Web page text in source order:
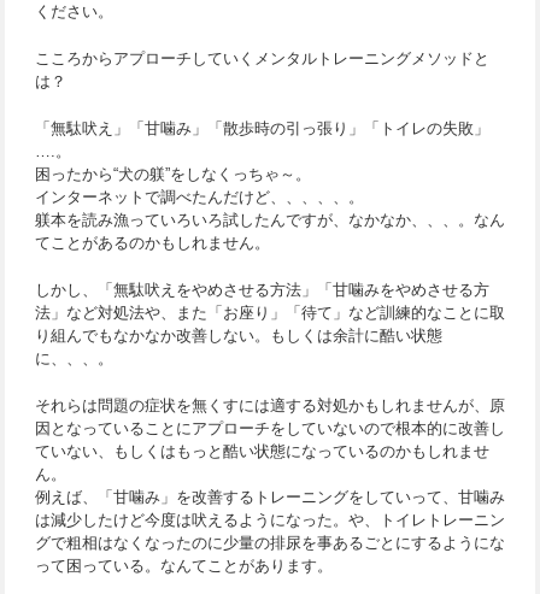
ください。
こころからアプローチしていくメンタルトレーニングメソッドと
は？
「無駄吠え」「甘噛み」「散歩時の引っ張り」「トイレの失敗」
….。
困ったから“犬の躾”をしなくっちゃ～。
インターネットで調べたんだけど、、、、、。
躾本を読み漁っていろいろ試したんですが、なかなか、、、。なん
てことがあるのかもしれません。
しかし、「無駄吠えをやめさせる方法」「甘噛みをやめさせる方
法」など対処法や、また「お座り」「待て」など訓練的なことに取
り組んでもなかなか改善しない。もしくは余計に酷い状態
に、、、。
それらは問題の症状を無くすには適する対処かもしれませんが、原
因となっていることにアプローチをしていないので根本的に改善し
ていない、もしくはもっと酷い状態になっているのかもしれませ
ん。
例えば、「甘噛み」を改善するトレーニングをしていって、甘噛み
は減少したけど今度は吠えるようになった。や、トイレトレーニン
グで粗相はなくなったのに少量の排尿を事あるごとにするようにな
って困っている。なんてことがあります。